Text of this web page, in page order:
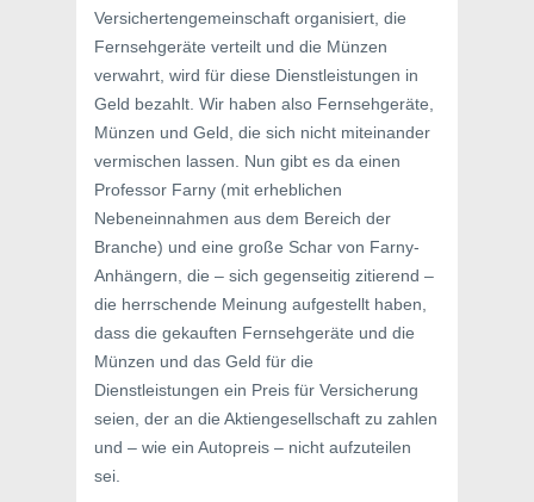
Versichertengemeinschaft organisiert, die
Fernsehgeräte verteilt und die Münzen
verwahrt, wird für diese Dienstleistungen in
Geld bezahlt. Wir haben also Fernsehgeräte,
Münzen und Geld, die sich nicht miteinander
vermischen lassen. Nun gibt es da einen
Professor Farny (mit erheblichen
Nebeneinnahmen aus dem Bereich der
Branche) und eine große Schar von Farny-
Anhängern, die – sich gegenseitig zitierend –
die herrschende Meinung aufgestellt haben,
dass die gekauften Fernsehgeräte und die
Münzen und das Geld für die
Dienstleistungen ein Preis für Versicherung
seien, der an die Aktiengesellschaft zu zahlen
und – wie ein Autopreis – nicht aufzuteilen
sei.